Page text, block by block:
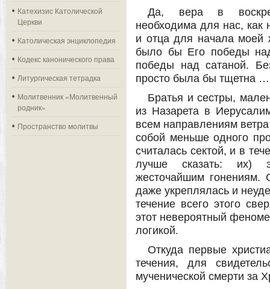
Катехизис Католической
Церкви
Католическая энциклопедия
Кодекс канонического права
Литургическая тетрадка
Молитвенник «Молитвенный
родник»
Пространство молитвы
Да, вера в
необходима для нас, как
и отца для начала моей
было бы Его победы
победы над сатаной.
просто была бы тщетна
Братья и сестры,
из Назарета в
всем направлениям
собой меньше одного
считалась сектой, и в
лучше сказать: их)
жесточайшим гонениям.
даже укреплялась и
течение всего этого
этот невероятный
логикой.
Откуда первые
течения, для
мученической смерти за